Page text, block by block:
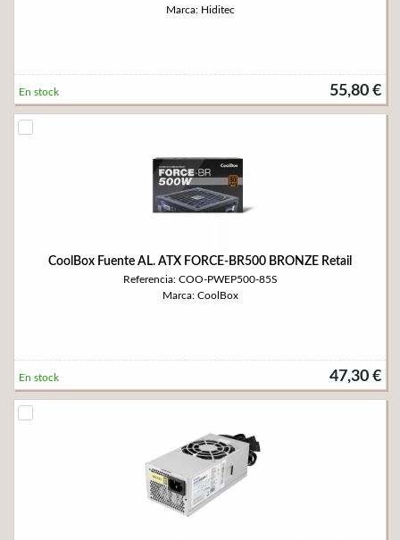
Marca: Hiditec
55,80 €
En stock
CoolBox Fuente AL. ATX FORCE-BR500 BRONZE Retail
Referencia: COO-PWEP500-85S
Marca: CoolBox
47,30 €
En stock